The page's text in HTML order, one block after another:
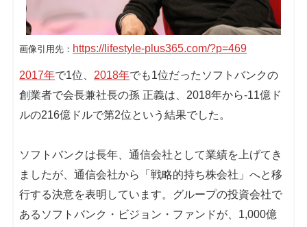
画像引用先： https://lifestyle-plus365.com/?p=469
2017年で1位、 2018年でも1位だったソフトバンクの
創業者で会長兼社長の孫 正義は、2018年から-11億ド
ルの216億ドルで第2位という結果でした。
ソフトバンクは長年、通信会社として業績を上げてき
ましたが、通信会社から「戦略的持ち株会社」へと移
行する決意を表明しています。グループの投資会社で
あるソフトバンク・ビジョン・ファンドが、1,000億